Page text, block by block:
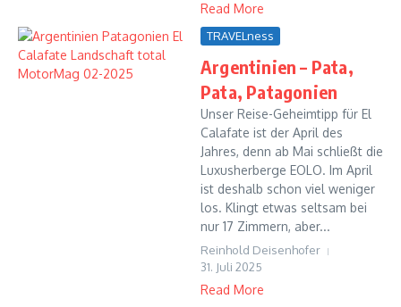
Read More
TRAVELness
Argentinien – Pata,
Pata, Patagonien
Unser Reise-Geheimtipp für El
Calafate ist der April des
Jahres, denn ab Mai schließt die
Luxusherberge EOLO. Im April
ist deshalb schon viel weniger
los. Klingt etwas seltsam bei
nur 17 Zimmern, aber...
Reinhold Deisenhofer
31. Juli 2025
Read More